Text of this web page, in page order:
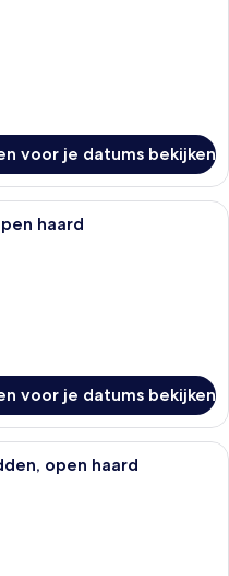
voor je datums bekijken
hotelkamer met een bed, een
haard
voor je datums bekijken
hotelkamer met twee bedden,
open haard